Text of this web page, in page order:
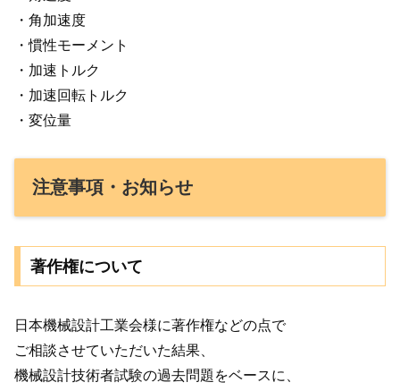
・角加速度
・慣性モーメント
・加速トルク
・加速回転トルク
・変位量
注意事項・お知らせ
著作権について
日本機械設計工業会様に著作権などの点で
ご相談させていただいた結果、
機械設計技術者試験の過去問題をベースに、